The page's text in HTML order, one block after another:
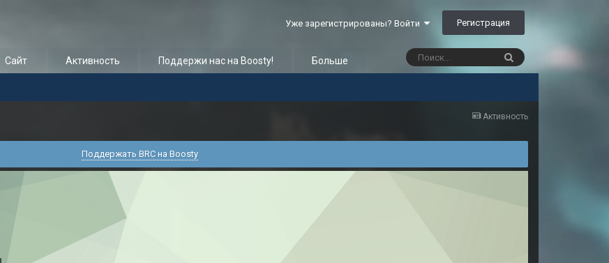
Уже зарегистрированы? Войти Регистрация
Сайт Активность Поддержи нас на Boosty! Больше
Активность
Поддержать BRC на Boosty